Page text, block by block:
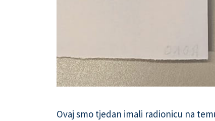
Ovaj smo tjedan imali radionicu na